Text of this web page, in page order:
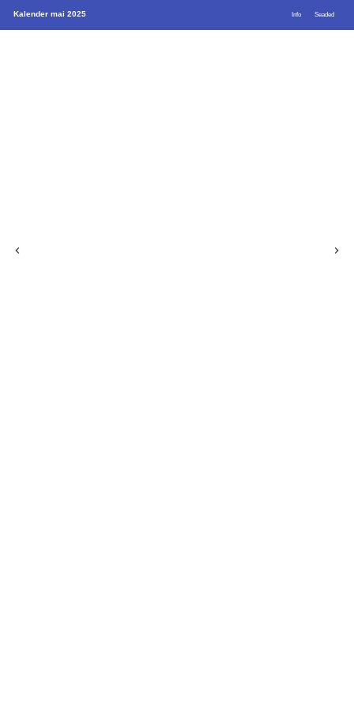
Kalender mai 2025 Info Seaded